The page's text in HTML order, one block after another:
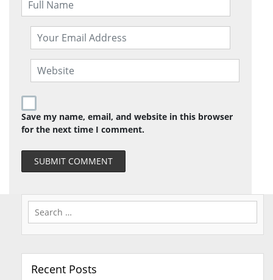
Save my name, email, and website in this browser
for the next time I comment.
Search
Recent Posts